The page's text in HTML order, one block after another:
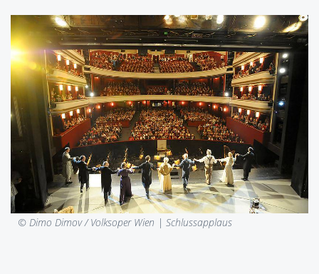
© Dimo Dimov / Volksoper Wien | Schlussapplaus